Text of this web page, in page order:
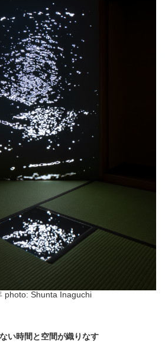
い時間と空間が織りなす
photo: Shunta Inaguchi